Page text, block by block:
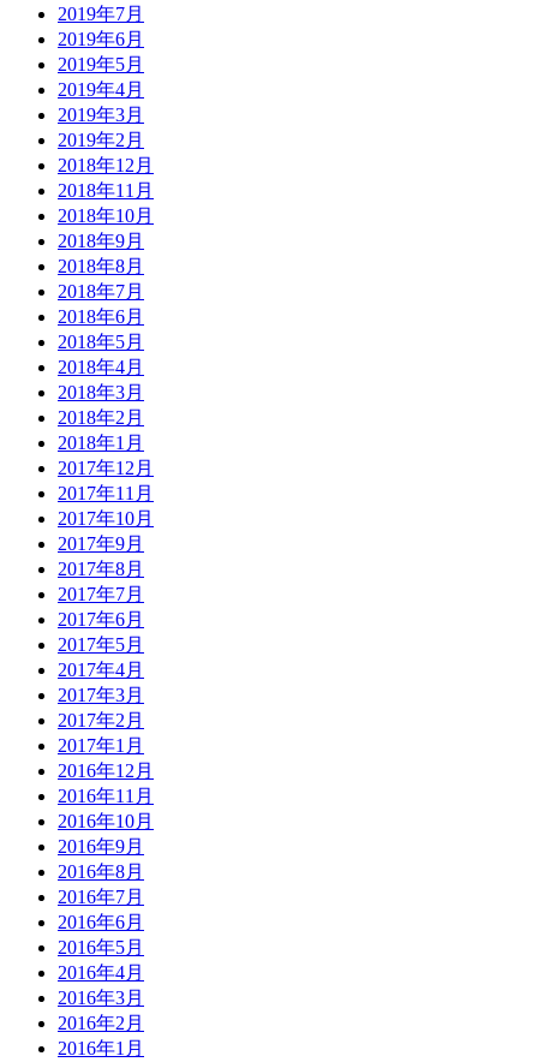
2019年7月
2019年6月
2019年5月
2019年4月
2019年3月
2019年2月
2018年12月
2018年11月
2018年10月
2018年9月
2018年8月
2018年7月
2018年6月
2018年5月
2018年4月
2018年3月
2018年2月
2018年1月
2017年12月
2017年11月
2017年10月
2017年9月
2017年8月
2017年7月
2017年6月
2017年5月
2017年4月
2017年3月
2017年2月
2017年1月
2016年12月
2016年11月
2016年10月
2016年9月
2016年8月
2016年7月
2016年6月
2016年5月
2016年4月
2016年3月
2016年2月
2016年1月